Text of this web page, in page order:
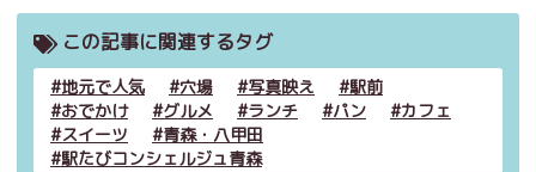
この記事に関連するタグ
地元で人気 穴場 写真映え
駅前
おでかけ
グルメ ランチ パン
カフェ
スイーツ
青森・八甲田
駅たびコンシェルジュ青森